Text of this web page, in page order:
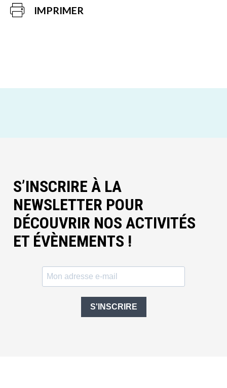
IMPRIMER
S’INSCRIRE À LA
NEWSLETTER POUR
DÉCOUVRIR NOS ACTIVITÉS
ET ÉVÈNEMENTS !
S'INSCRIRE